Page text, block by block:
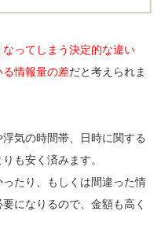
ってしまう決定的な違い
情報量の差だと考えられま
気の時間帯、日時に関する
も安く済みます。
たり、もしくは間違った情
になりるので、金額も高く